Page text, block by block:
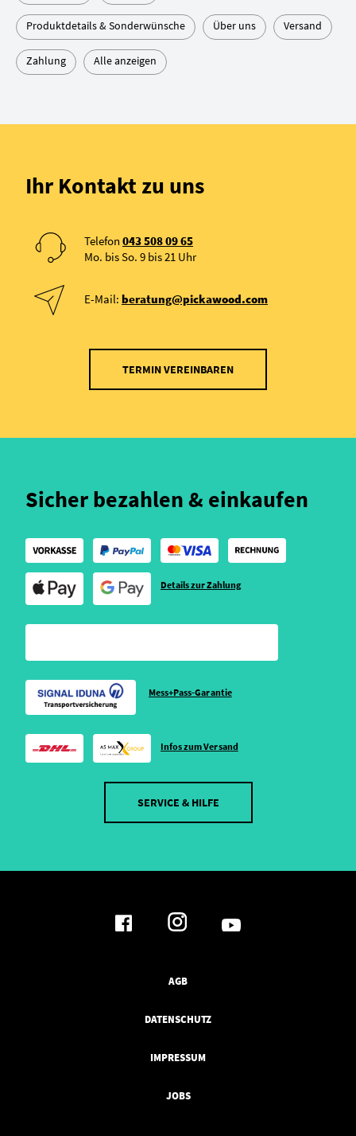
Produktdetails & Sonderwünsche Über uns Versand
Zahlung Alle anzeigen
Ihr Kontakt zu uns
Telefon 043 508 09 65
Mo. bis So. 9 bis 21 Uhr
E-Mail: beratung@pickawood.com
TERMIN VEREINBAREN
Sicher bezahlen & einkaufen
Details zur Zahlung
Mess+Pass-Garantie
Infos zum Versand
SERVICE & HILFE
AGB
DATENSCHUTZ
IMPRESSUM
JOBS